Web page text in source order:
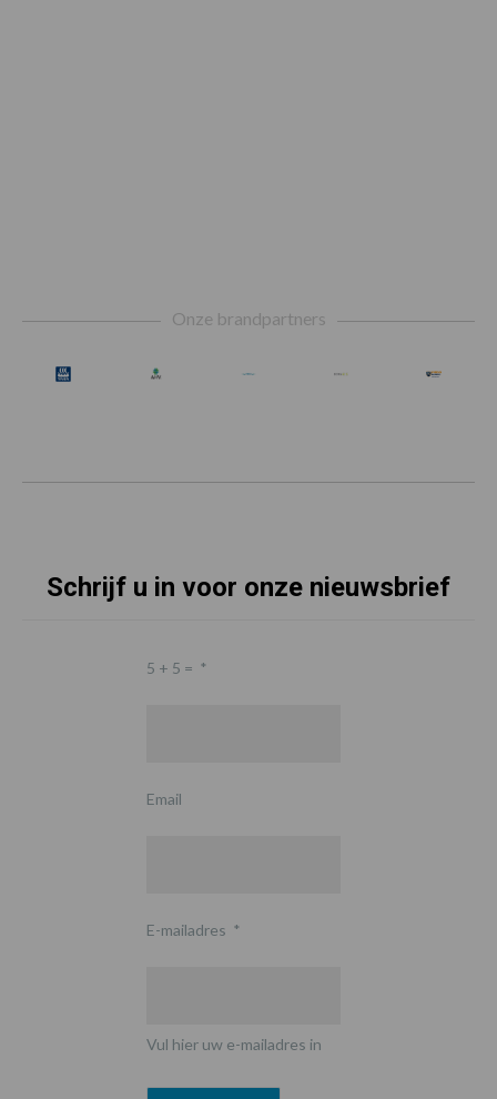
Onze brandpartners
Schrijf u in voor onze nieuwsbrief
5 + 5 = *
Email
E-mailadres *
Vul hier uw e-mailadres in